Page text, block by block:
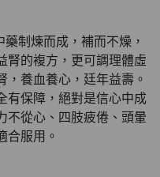
制煉而成，補而不燥，
腎的複方，更可調理體虛
養血養心，廷年益壽。
有保障，絕對是信心中成
不從心、四肢疲倦、頭暈
合服用。